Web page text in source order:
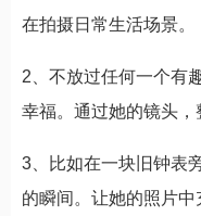
在拍摄日常生活场景。
2、不放过任何一个有
幸福。通过她的镜头，
3、比如在一块旧钟表
的瞬间。让她的照片